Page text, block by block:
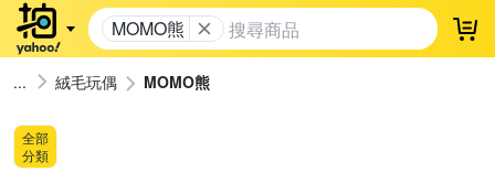
MOMO熊 登
絨毛玩偶 MOMO熊
全部
分類